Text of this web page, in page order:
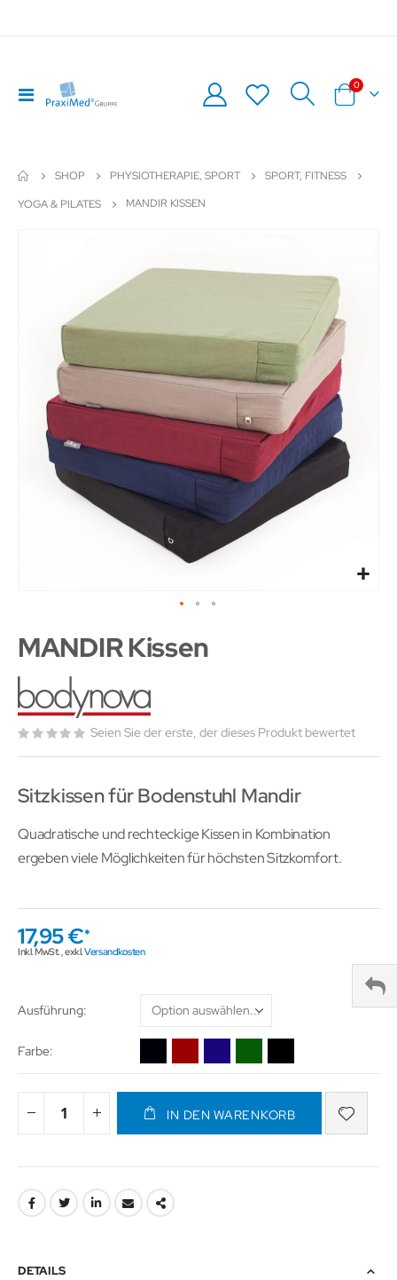
Navigation
umschalten
Warenkorb
0Artikel
SHOP PHYSIOTHERAPIE, SPORT
SPORT, FITNESS
YOGA & PILATES
MANDIR KISSEN
MANDIR Kissen
Seien Sie der erste, der dieses Produkt bewertet
Sitzkissen für Bodenstuhl Mandir
Quadratische und rechteckige Kissen in Kombination
ergeben viele Möglichkeiten für höchsten Sitzkomfort.
17,95 €
Inkl. MwSt.,exkl.Versandkosten
Ausführung
Farbe
IN DEN WARENKORB
DETAILS